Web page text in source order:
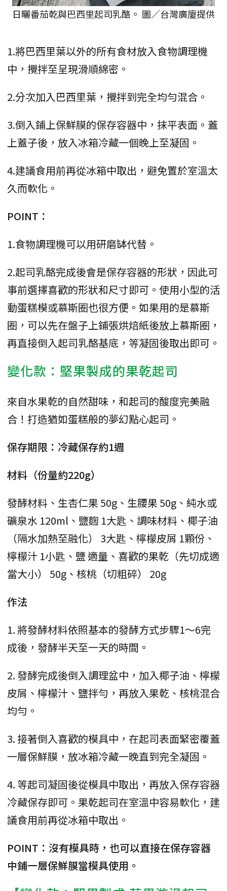
日曬番茄乾與巴西里起司乳酪。 圖／台灣廣廈提供
1.將巴西里葉以外的所有食材放入食物調理機
中，攪拌至呈現滑順綿密。
2.分次加入巴西里葉，攪拌到完全均勻混合。
3.倒入鋪上保鮮膜的保存容器中，抹平表面。蓋
上蓋子後，放入冰箱冷藏一個晚上至凝固。
4.建議食用前再從冰箱中取出，避免置於室溫太
久而軟化。
POINT：
1.食物調理機可以用研磨缽代替。
2.起司乳酪完成後會是保存容器的形狀，因此可
事前選擇喜歡的形狀和尺寸即可。使用小型的活
動蛋糕模或慕斯圈也很方便。如果用的是慕斯
圈，可以先在盤子上鋪張烘焙紙後放上慕斯圈，
再直接倒入起司乳酪基底，等凝固後取出即可。
變化款：堅果製成的果乾起司
來自水果乾的自然甜味，和起司的酸度完美融
合！打造猶如蛋糕般的夢幻點心起司。
保存期限：冷藏保存約1週
材料（份量約220g）
發酵材料、生杏仁果 50g、生腰果 50g、純水或
礦泉水 120ml、鹽麴 1大匙、調味材料、椰子油
（隔水加熱至融化） 3大匙、檸檬皮屑 1顆份、
檸檬汁 1小匙、鹽 適量、喜歡的果乾（先切成適
當大小） 50g、核桃（切粗碎） 20g
作法
1. 將發酵材料依照基本的發酵方式步驟1～6完
成後，發酵半天至一天的時間。
2. 發酵完成後倒入調理盆中，加入椰子油、檸檬
皮屑、檸檬汁、鹽拌勻，再放入果乾、核桃混合
均勻。
3. 接著倒入喜歡的模具中，在起司表面緊密覆蓋
一層保鮮膜，放冰箱冷藏一晚直到完全凝固。
4. 等起司凝固後從模具中取出，再放入保存容器
冷藏保存即可。果乾起司在室溫中容易軟化，建
議食用前再從冰箱中取出。
POINT：沒有模具時，也可以直接在保存容器
中鋪一層保鮮膜當模具使用。